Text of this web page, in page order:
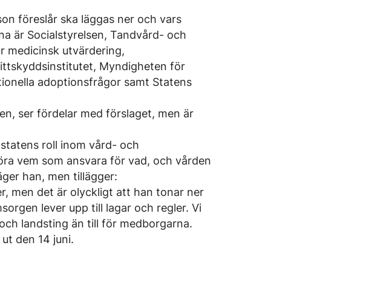
föreslår ska läggas ner och vars
är Socialstyrelsen, Tandvård- och
medicinsk utvärdering,
Myndigheten för
adoptionsfrågor samt Statens
ser fördelar med förslaget, men är
roll inom vård- och
vem som ansvara för vad, och vården
han, men tillägger:
men det är olyckligt att han tonar ner
lever upp till lagar och regler. Vi
landsting än till för medborgarna.
den 14 juni.